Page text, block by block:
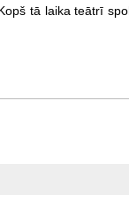
tā laika teātrī